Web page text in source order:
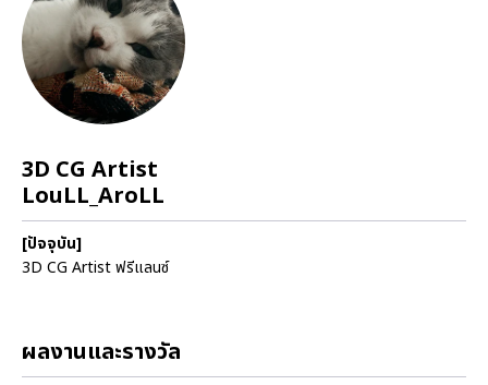
3D CG Artist
LouLL_AroLL
[ปัจจุบัน]
3D CG Artist ฟรีแลนซ์
ผลงานและรางวัล